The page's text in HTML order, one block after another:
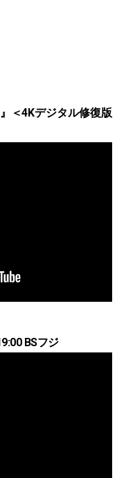
＜4Kデジタル修復版
BSフジ